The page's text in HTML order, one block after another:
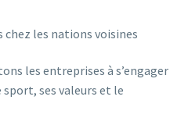
chez les nations voisines
les entreprises à s’engager
ses valeurs et le